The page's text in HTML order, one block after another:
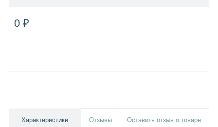
0 ₽
Характеристики Отзывы Оставить отзыв о товаре